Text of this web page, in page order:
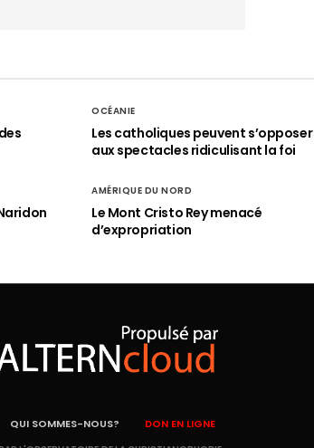
OCÉANIE
Les catholiques peuvent s’opposer
aux spectacles ridiculisant la foi
AMÉRIQUE DU NORD
Le Mont Cristo Rey menacé
d’expropriation
QUI SOMMES-NOUS? DON EN LIGNE